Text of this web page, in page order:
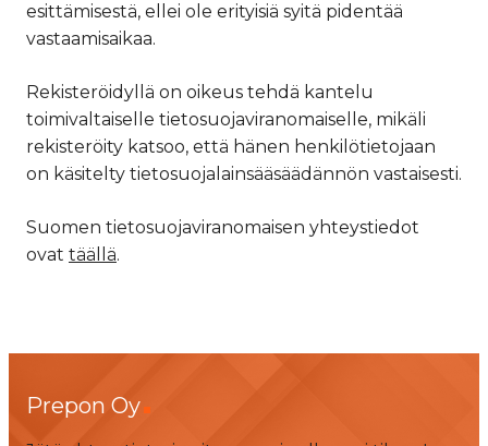
esittämisestä, ellei ole erityisiä syitä pidentää
vastaamisaikaa.
Rekisteröidyllä on oikeus tehdä kantelu
toimivaltaiselle tietosuojaviranomaiselle, mikäli
rekisteröity katsoo, että hänen henkilötietojaan
on käsitelty tietosuojalainsääsäädännön vastaisesti.
Suomen tietosuojaviranomaisen yhteystiedot
ovat täällä.
Prepon Oy